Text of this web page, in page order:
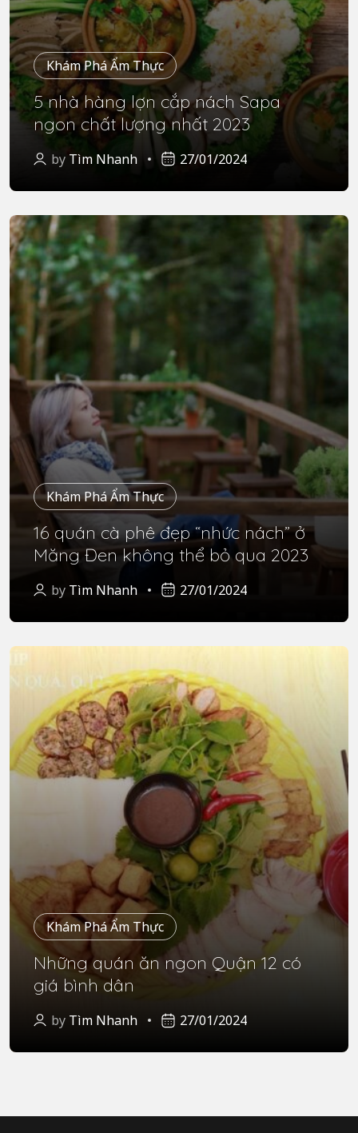
Khám Phá Ẩm Thực
5 nhà hàng lợn cắp nách Sapa
ngon chất lượng nhất 2023
by Tìm Nhanh 27/01/2024
Khám Phá Ẩm Thực
16 quán cà phê đẹp “nhức nách” ở
Măng Đen không thể bỏ qua 2023
by Tìm Nhanh 27/01/2024
Khám Phá Ẩm Thực
Những quán ăn ngon Quận 12 có
giá bình dân
by Tìm Nhanh 27/01/2024